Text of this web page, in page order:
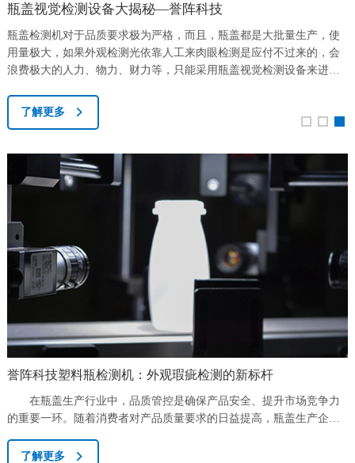
瓶盖视觉检测设备大揭秘—誉阵科技
瓶盖检测机对于品质要求极为严格，而且，瓶盖都是大批量生产，使
用量极大，如果外观检测光依靠人工来肉眼检测是应付不过来的，会
浪费极大的人力、物力、财力等，只能采用瓶盖视觉检测设备来进行
中，处理的过程一般包括图像输入、图像定位、不良判定、输出结
了解更多
誉阵科技塑料瓶检测机：外观瑕疵检测的新标杆
在瓶盖生产行业中，品质管控是确保产品安全、提升市场竞争力
的重要一环。随着消费者对产品质量要求的日益提高，瓶盖生产企业
的检测设备来提升品质管控水平。在这样的背景下，誉阵科技瓶盖检
了解更多